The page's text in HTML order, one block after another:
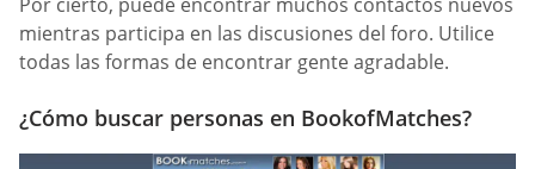
mientras participa en las discusiones del foro. Utilice
todas las formas de encontrar gente agradable.
¿Cómo buscar personas en BookofMatches?